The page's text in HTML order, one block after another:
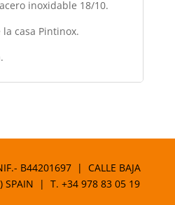
inoxidable 18/10.
casa Pintinox.
B44201697 | CALLE BAJA
SPAIN | T.+34 978 83 05 19